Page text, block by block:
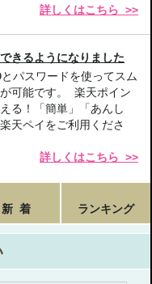
詳しくはこちら >>
きるようになりました
パスワードを使ってスム
可能です。 楽天ポイン
る！「簡単」「あんし
天ペイをご利用くださ
詳しくはこちら >>
新 着 ランキング